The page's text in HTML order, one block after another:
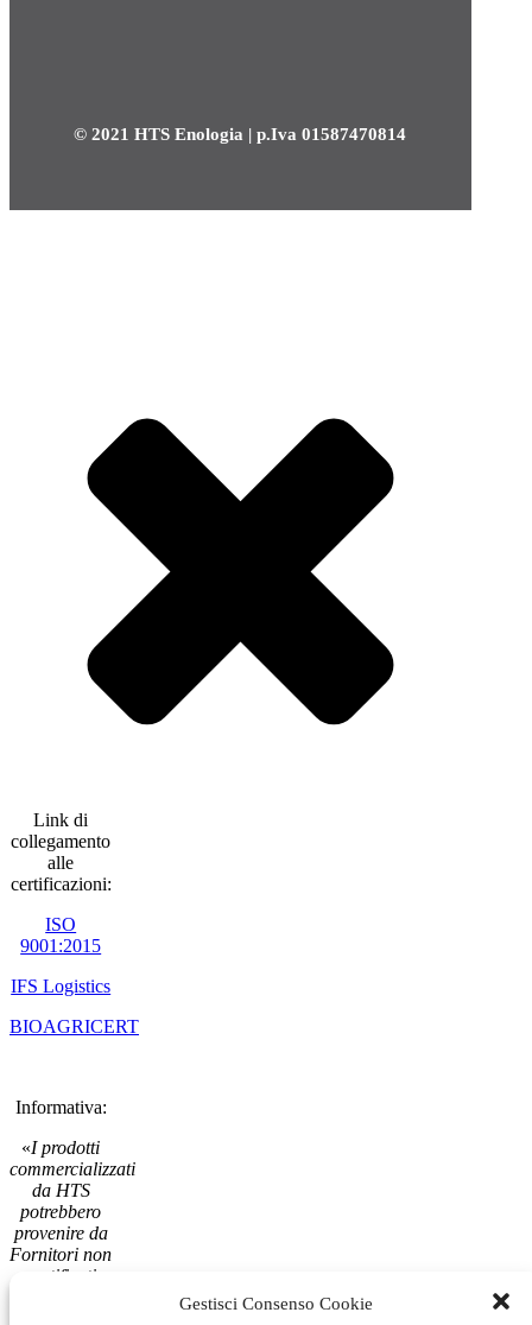
Gestisci Consenso Cookie
© 2021 HTS Enologia | p.Iva 01587470814
Link di
collegamento
alle
certificazioni:
ISO
9001:2015
IFS Logistics
BIOAGRICERT
Informativa:
«I prodotti
commercializzati
da HTS
potrebbero
provenire da
Fornitori non
certificati